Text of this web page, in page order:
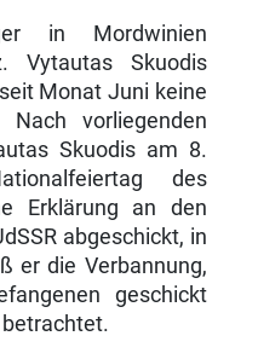
in Mordwinien
Vytautas Skuodis
Monat Juni keine
vorliegenden
Skuodis am 8.
des
Erklä­rung an den
abgeschickt, in
er die Verbannung,
geschickt
betrachtet.